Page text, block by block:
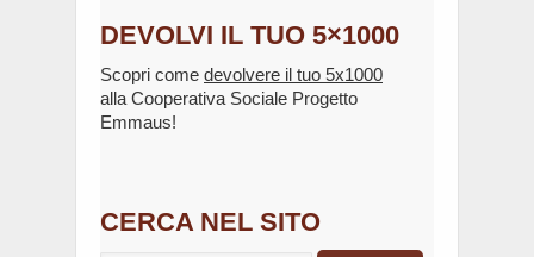
DEVOLVI IL TUO 5×1000
Scopri come devolvere il tuo 5x1000
alla Cooperativa Sociale Progetto
Emmaus!
CERCA NEL SITO